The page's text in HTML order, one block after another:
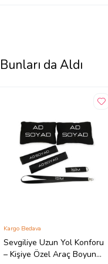
da Aldı
Sevgiliye Uzun Yol Konforu
– Kişiye Özel Araç Boyun
Kargo Bedava